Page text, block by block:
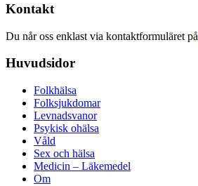
Kontakt
Du når oss enklast via kontaktformuläret på
Huvudsidor
Folkhälsa
Folksjukdomar
Levnadsvanor
Psykisk ohälsa
Våld
Sex och hälsa
Medicin – Läkemedel
Om